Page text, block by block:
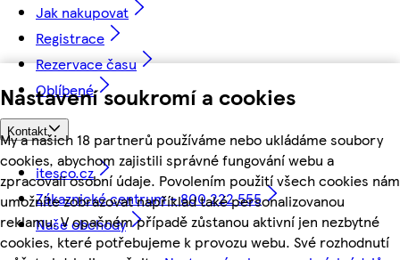
Nastavení soukromí a cookies
My a našich 18 partnerů používáme nebo ukládáme soubory
cookies, abychom zajistili správné fungování webu a
zpracovali osobní údaje. Povolením použití všech cookies nám
umožníte zobrazovat například také personalizovanou
reklamu. V opačném případě zůstanou aktivní jen nezbytné
cookies, které potřebujeme k provozu webu. Své rozhodnutí
Jak nakupovat
Registrace
Rezervace času
Oblíbené
Kontakt
itesco.cz
Zákaznické centrum - 800 222 555
Naše obchody